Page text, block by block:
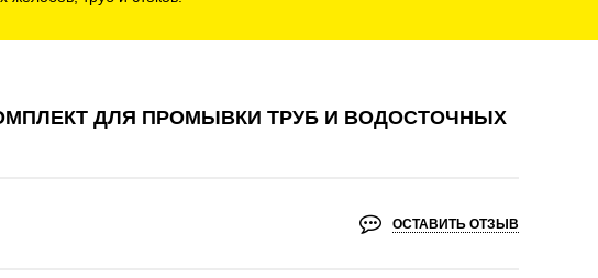
ДЛЯ ПРОМЫВКИ ТРУБ И ВОДОСТОЧНЫХ
ОСТАВИТЬ ОТЗЫВ